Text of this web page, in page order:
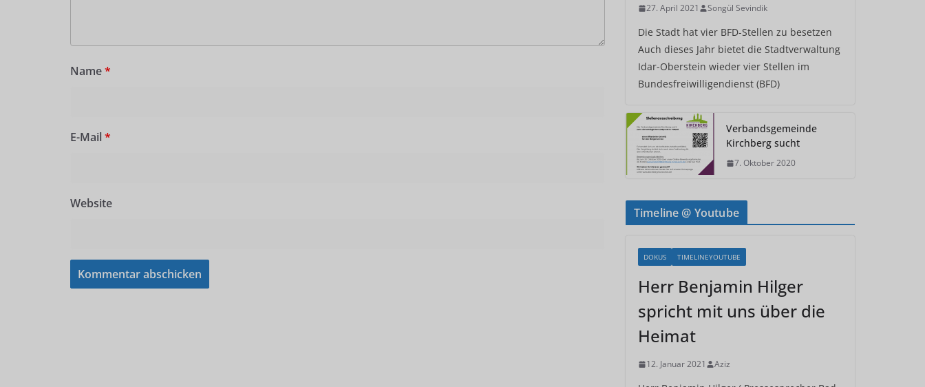
Name*
E-Mail *
Website
27. April 2021 Songül Sevindik
Die Stadt hat vier BFD-Stellen zu besetzen
Auch dieses Jahr bietet die Stadtverwaltung
Idar-Oberstein wieder vier Stellen im
Bundesfreiwilligendienst (BFD)
Verbandsgemeinde
Kirchberg sucht
7. Oktober 2020
Timeline @ Youtube
DOKUS TIMELINEYOUTUBE
Herr Benjamin Hilger
spricht mit uns über die
Heimat
12. Januar 2021 Aziz